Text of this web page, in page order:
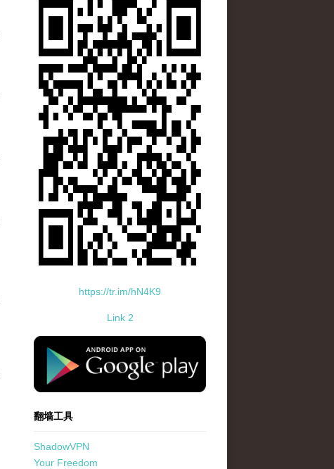
https://tr.im/hN4K9
Link 2
standard-icon-googleplay-app-store.png
翻墙工具
ShadowVPN
Your Freedom